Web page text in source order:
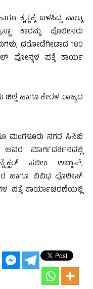
ಕೃತ್ಯಕ್ಕೆ ಬಳಸಿದ್ದ ನಾಲ್ಕು
ಕಾರನ್ನು ಪೊಲೀಸರು
ದರೋಡೆಗೀಡಾದ 180
ಫೋನ್ಗಳ ಪತ್ತೆ ಕಾರ್ಯ
ಹಾಗೂ ಕೇರಳ ರಾಜ್ಯದ
ಮಂಗಳೂರು ನಗರ ಸಿಸಿಬಿ
ಮಾರ್ಗದರ್ಶನದಲ್ಲಿ
ಸಲೀಂ ಅಬ್ಬಾಸ್,
ಹಾಗೂ ವಿವಿಧ ಪೊಲೀಸ್
ಪತ್ತೆ ಕಾರ್ಯಾಚರಣೆಯಲ್ಲಿ